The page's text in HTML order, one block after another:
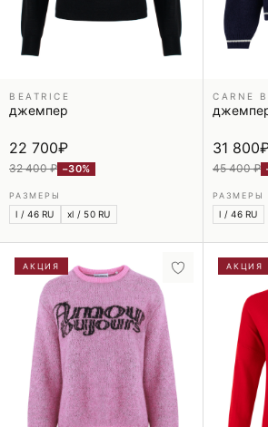
BEATRICE
джемпер
22 700₽
32 400 ₽ −30%
РАЗМЕРЫ
l / 46 RU xl / 50 RU
CARNE
31 800
45 400 ₽
РАЗМЕРЫ
l / 46 RU
АКЦИЯ АКЦИЯ